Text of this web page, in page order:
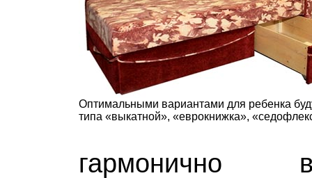
Оптимальными вариантами для ребенка
типа «выкатной», «еврокнижка»,
гармонично